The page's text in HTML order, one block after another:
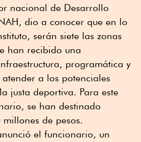
nacional de Desarrollo
dio a conocer que en lo
serán siete las zonas
han recibido una
programática y
a los potenciales
justa deportiva. Para este
se han destinado
de pesos.
el funcionario, un